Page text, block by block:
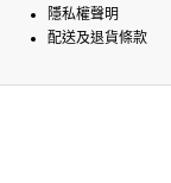
隱私權聲明
配送及退貨條款